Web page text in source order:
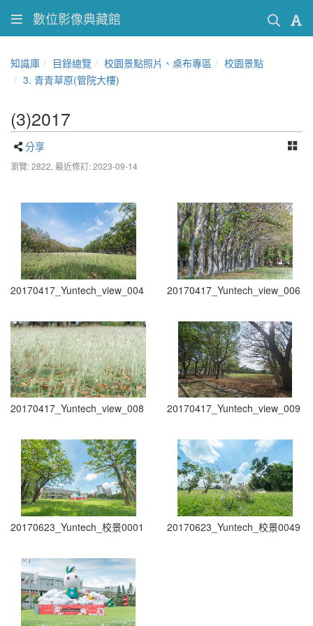
數位影像典藏館
知識庫 目錄總覽 校園景點照片、桌布專區
校園景點
3. 青青草原(管院大樓)
(3)2017
分享
瀏覽: 2822, 最近修訂: 2023-09-14
20170417_Yuntech_view_004 20170417_Yuntech_view_006
20170417_Yuntech_view_008 20170417_Yuntech_view_009
20170623_Yuntech_校景0001 20170623_Yuntech_校景0049